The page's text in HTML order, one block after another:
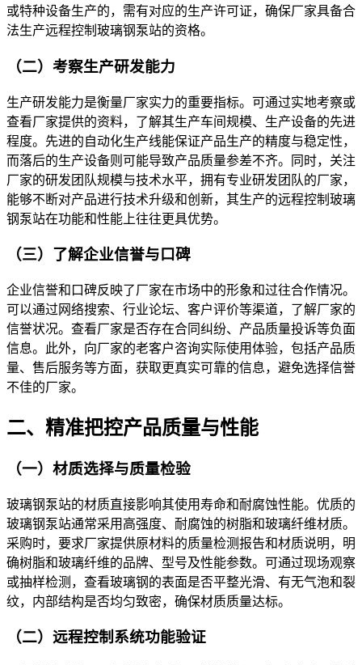
或特种设备生产的，需有对应的生产许可证，确保厂家具备合
法生产远程控制玻璃钢泵站的资格。
（二）考察生产研发能力
生产研发能力是衡量厂家实力的重要指标。可通过实地考察或
查看厂家提供的资料，了解其生产车间规模、生产设备的先进
程度。先进的自动化生产线能保证产品生产的精度与稳定性，
而落后的生产设备则可能导致产品质量参差不齐。同时，关注
厂家的研发团队规模与技术水平，拥有专业研发团队的厂家，
能够不断对产品进行技术升级和创新，其生产的远程控制玻璃
钢泵站在功能和性能上往往更具优势。
（三）了解企业信誉与口碑
企业信誉和口碑反映了厂家在市场中的形象和过往合作情况。
可以通过网络搜索、行业论坛、客户评价等渠道，了解厂家的
信誉状况。查看厂家是否存在合同纠纷、产品质量投诉等负面
信息。此外，向厂家的老客户咨询实际使用体验，包括产品质
量、售后服务等方面，获取更真实可靠的信息，避免选择信誉
不佳的厂家。
二、精准把控产品质量与性能
（一）材质选择与质量检验
玻璃钢泵站的材质直接影响其使用寿命和耐腐蚀性能。优质的
玻璃钢泵站通常采用高强度、耐腐蚀的树脂和玻璃纤维材质。
采购时，要求厂家提供原材料的质量检测报告和材质说明，明
确树脂和玻璃纤维的品牌、型号及性能参数。可通过现场观察
或抽样检测，查看玻璃钢的表面是否平整光滑、有无气泡和裂
纹，内部结构是否均匀致密，确保材质质量达标。
（二）远程控制系统功能验证